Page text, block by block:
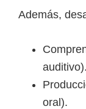
Además,
auditivo).
oral).